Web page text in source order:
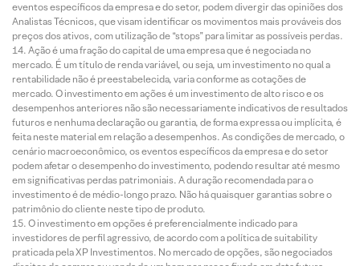
eventos específicos da empresa e do setor, podem divergir das opiniões dos
Analistas Técnicos, que visam identificar os movimentos mais prováveis dos
preços dos ativos, com utilização de “stops” para limitar as possíveis perdas.
Ação é uma fração do capital de uma empresa que é negociada no
mercado. É um título de renda variável, ou seja, um investimento no qual a
rentabilidade não é preestabelecida, varia conforme as cotações de
mercado. O investimento em ações é um investimento de alto risco e os
desempenhos anteriores não são necessariamente indicativos de resultados
futuros e nenhuma declaração ou garantia, de forma expressa ou implícita, é
feita neste material em relação a desempenhos. As condições de mercado, o
cenário macroeconômico, os eventos específicos da empresa e do setor
podem afetar o desempenho do investimento, podendo resultar até mesmo
em significativas perdas patrimoniais. A duração recomendada para o
investimento é de médio-longo prazo. Não há quaisquer garantias sobre o
patrimônio do cliente neste tipo de produto.
O investimento em opções é preferencialmente indicado para
investidores de perfil agressivo, de acordo com a política de suitability
praticada pela XP Investimentos. No mercado de opções, são negociados